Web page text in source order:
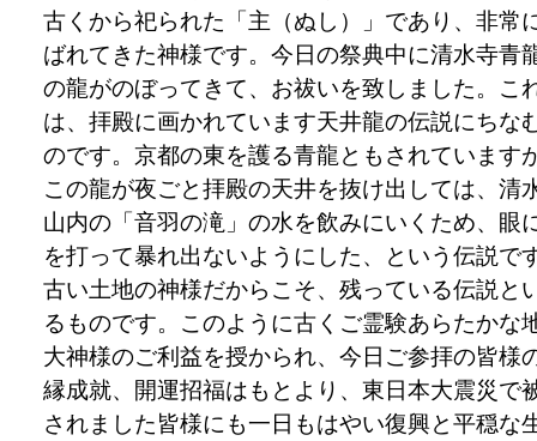
古くから祀られた「主（ぬし）」であり、非常
ばれてきた神様です。今日の祭典中に清水寺青
の龍がのぼってきて、お祓いを致しました。こ
は、拝殿に画かれています天井龍の伝説にちな
のです。京都の東を護る青龍ともされています
この龍が夜ごと拝殿の天井を抜け出しては、清
山内の「音羽の滝」の水を飲みにいくため、眼
を打って暴れ出ないようにした、という伝説で
古い土地の神様だからこそ、残っている伝説と
るものです。このように古くご霊験あらたかな
大神様のご利益を授かられ、今日ご参拝の皆様
縁成就、開運招福はもとより、東日本大震災で
されました皆様にも一日もはやい復興と平穏な